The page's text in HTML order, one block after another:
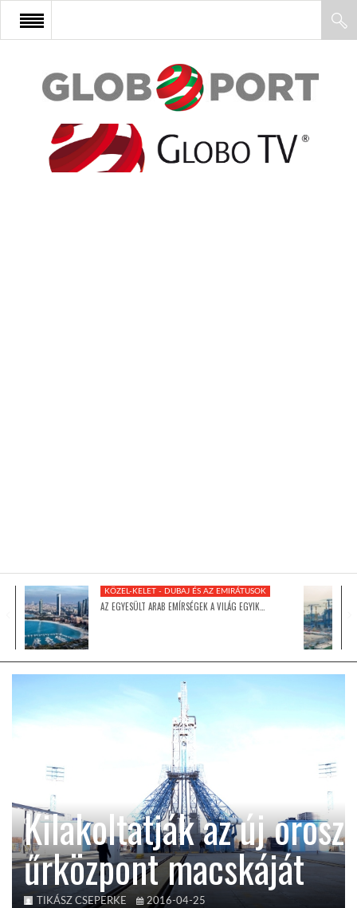
FŐOLDAL
AFRIKA
GLOBOTV BP
GLOBOTV
AFRIKA TUDÁSTÁR
A NAP SZÉPE
KÖZEL-KELET - DUBAJ ÉS AZ EMIRÁTUSOK
AZ EGYESÜLT ARAB EMÍRSÉGEK A VILÁG EGYIK…
Kilakoltatják az új orosz
űrközpont macskáját
TIKÁSZ CSEPERKE 2016-04-25